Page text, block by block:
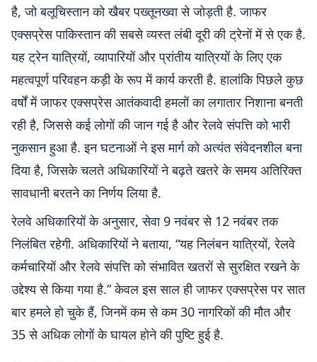
है, जो बलूचिस्तान को खैबर पख्तूनख्वा से जोड़ती है. जाफर
एक्सप्रेस पाकिस्तान की सबसे व्यस्त लंबी दूरी की ट्रेनों में से एक है.
यह ट्रेन यात्रियों, व्यापारियों और प्रांतीय यात्रियों के लिए एक
महत्वपूर्ण परिवहन कड़ी के रूप में कार्य करती है. हालांकि पिछले कुछ
वर्षों में जाफर एक्सप्रेस आतंकवादी हमलों का लगातार निशाना बनती
रही है, जिससे कई लोगों की जान गई है और रेलवे संपत्ति को भारी
नुकसान हुआ है. इन घटनाओं ने इस मार्ग को अत्यंत संवेदनशील बना
दिया है, जिसके चलते अधिकारियों ने बढ़ते खतरे के समय अतिरिक्त
सावधानी बरतने का निर्णय लिया है.
रेलवे अधिकारियों के अनुसार, सेवा 9 नवंबर से 12 नवंबर तक
निलंबित रहेगी. अधिकारियों ने बताया, “यह निलंबन यात्रियों, रेलवे
कर्मचारियों और रेलवे संपत्ति को संभावित खतरों से सुरक्षित रखने के
उद्देश्य से किया गया है.” केवल इस साल ही जाफर एक्सप्रेस पर सात
बार हमले हो चुके हैं, जिनमें कम से कम 30 नागरिकों की मौत और
35 से अधिक लोगों के घायल होने की पुष्टि हुई है.